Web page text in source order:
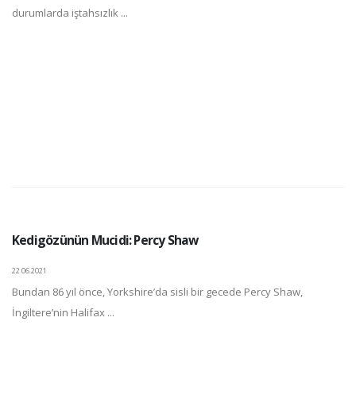
durumlarda iştahsızlık ...
Kedigözünün Mucidi: Percy Shaw
22.06.2021
Bundan 86 yıl önce, Yorkshire’da sisli bir gecede Percy Shaw,
İngiltere’nin Halifax ...